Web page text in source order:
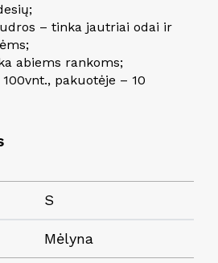
S
Mėlyna
– tinka jautriai odai ir
abiems rankoms;
pakuotėje – 10